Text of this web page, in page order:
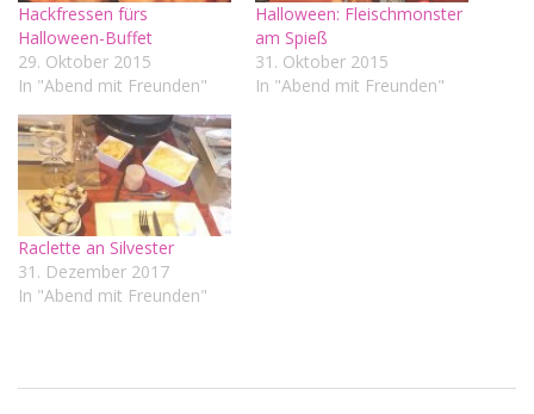
Hackfressen fürs
Halloween-Buffet
29. Oktober 2015
In "Abend mit Freunden"
Halloween: Fleischmonster
am Spieß
31. Oktober 2015
In "Abend mit Freunden"
Raclette an Silvester
31. Dezember 2017
In "Abend mit Freunden"